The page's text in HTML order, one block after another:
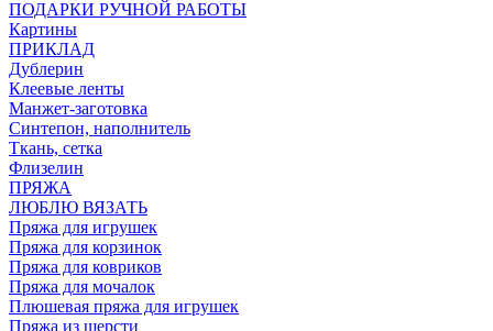
ПОДАРКИ РУЧНОЙ РАБОТЫ
Картины
ПРИКЛАД
Дублерин
Клеевые ленты
Манжет-заготовка
Синтепон, наполнитель
Ткань, сетка
Флизелин
ПРЯЖА
ЛЮБЛЮ ВЯЗАТЬ
Пряжа для игрушек
Пряжа для корзинок
Пряжа для ковриков
Пряжа для мочалок
Плюшевая пряжа для игрушек
Пряжа из шерсти